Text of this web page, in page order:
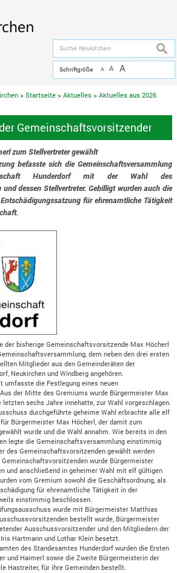
Schriftgröße A A A
>Startseite >Aktuelles >Aktuelles aus 2026
Gemeinschaftsvorsitzender
zum Stellvertreter gewählt
befasste sich die Gemeinschaftsversammlung
Hunderdorf mit der Wahl des
dessen Stellvertreter. Gebilligt wurden auch die
für ehrenamtliche Tätigkeit
der bisherige Gemeinschaftsvorsitzende Max Höcherl
dem neben den drei ersten
Mitglieder aus den Gemeinderäten der
Neukirchen und Windberg angehören.
umfasste die Festlegung eines neuen
der Mitte des Gremiums wurde Bürgermeister Max
letzten sechs Jahre innehatte, zur Wahl vorgeschlagen.
durchgeführte geheime Wahl erbrachte alle elf
Bürgermeister Max Höcherl, der damit zum
wurde und die Wahl annahm. Wie bereits in den
legte die Gemeinschaftsversammlung einstimmig
des Gemeinschaftsvorsitzenden gewählt werden
wurde Bürgermeister
und anschließend in geheimer Wahl mit elf gültigen
vom Gremium sowohl die Geschäftsordnung, als
für ehrenamtliche Tätigkeit in der
einstimmig beschlossen.
wurde mit Bürgermeister Matthias
bestellt wurde, Bürgermeister
Ausschussvorsitzender und den Mitgliedern der
Hartmann und Lothar Klein besetzt.
des Standesamtes Hunderdorf wurden die Ersten
und Haimerl sowie die Zweite Bürgermeisterin der
Hastreiter, für ihre Gemeinden bestellt.